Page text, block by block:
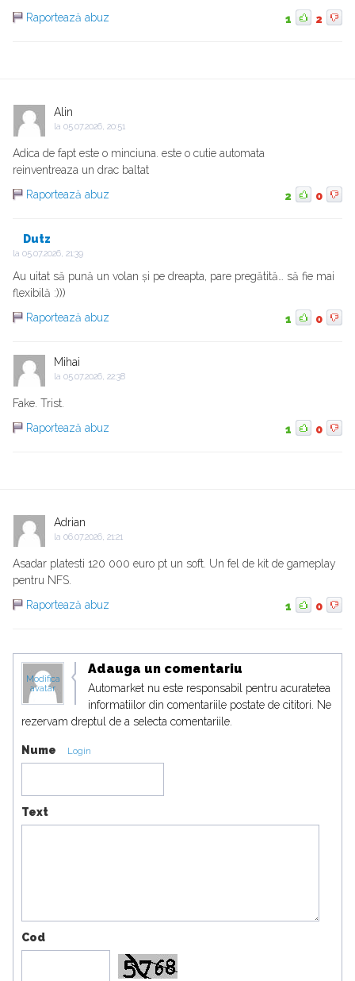
Raportează abuz
1 2
Alin
la 05.07.2026, 20:51
Adica de fapt este o minciuna. este o cutie automata
reinventreaza un drac baltat
Raportează abuz
2 0
Dutz
la 05.07.2026, 21:39
Au uitat să pună un volan și pe dreapta, pare pregătită… să fie mai
flexibilă :)))
Raportează abuz
1 0
Mihai
la 05.07.2026, 22:38
Fake. Trist.
Raportează abuz
1 0
Adrian
la 06.07.2026, 21:21
Asadar platesti 120 000 euro pt un soft. Un fel de kit de gameplay
pentru NFS.
Raportează abuz
1 0
Modifica
avatar
Adauga un comentariu
Automarket nu este responsabil pentru acuratetea
informatiilor din comentariile postate de cititori. Ne
rezervam dreptul de a selecta comentariile.
Nume Login
Text
Cod